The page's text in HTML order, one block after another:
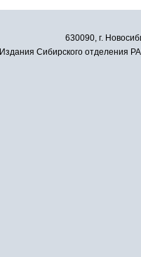
630090, г.
Издания Сибирского отделения